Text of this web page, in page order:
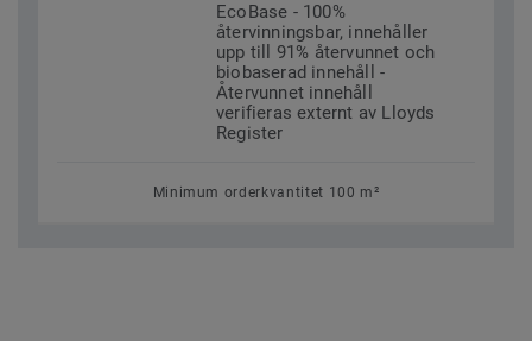
EcoBase - 100%
återvinningsbar, innehåller
upp till 91% återvunnet och
biobaserad innehåll -
Återvunnet innehåll
verifieras externt av Lloyds
Register
Minimum orderkvantitet 100 m²